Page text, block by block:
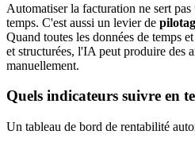
Automatiser la facturation ne sert
temps. C'est aussi un levier de
Quand toutes les données de temps
et structurées, l'IA peut produire des
manuellement.
Quels indicateurs suivre en
Un tableau de bord de rentabilité